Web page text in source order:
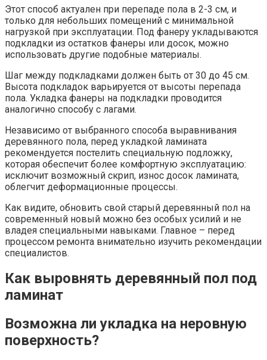
Этот способ актуален при перепаде пола в 2-3 см, и
только для небольших помещений с минимальной
нагрузкой при эксплуатации. Под фанеру укладываются
подкладки из остатков фанеры или досок, можно
использовать другие подобные материалы.
Шаг между подкладками должен быть от 30 до 45 см.
Высота подкладок варьируется от высоты перепада
пола. Укладка фанеры на подкладки проводится
аналогично способу с лагами.
Независимо от выбранного способа выравнивания
деревянного пола, перед укладкой ламината
рекомендуется постелить специальную подложку,
которая обеспечит более комфортную эксплуатацию:
исключит возможный скрип, износ досок ламината,
облегчит деформационные процессы.
Как видите, обновить свой старый деревянный пол на
современный новый можно без особых усилий и не
владея специальными навыками. Главное – перед
процессом ремонта внимательно изучить рекомендации
специалистов.
Как выровнять деревянный пол под
ламинат
Возможна ли укладка на неровную
поверхность?